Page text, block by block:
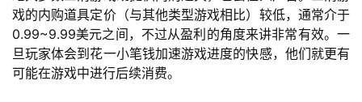
单
机
游
戏
戏的内购道具定价（与其他类型游戏相比）较低，通常介于
0.99~9.99美元之间，不过从盈利的角度来讲非常有效。一
旦玩家体会到花一小笔钱加速游戏进度的快感，他们就更有
可能在游戏中进行后续消费。